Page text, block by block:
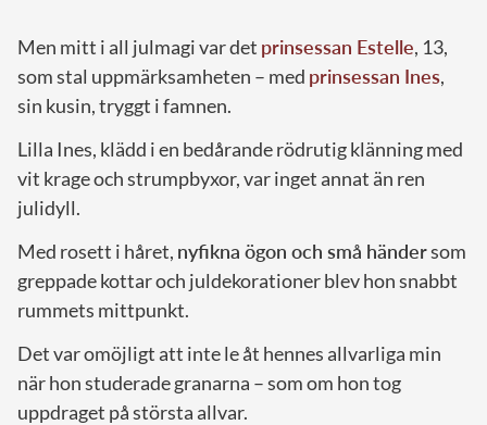
Men mitt i all julmagi var det prinsessan Estelle, 13,
som stal uppmärksamheten – med prinsessan Ines,
sin kusin, tryggt i famnen.
Lilla Ines, klädd i en bedårande rödrutig klänning med
vit krage och strumpbyxor, var inget annat än ren
julidyll.
Med rosett i håret, nyfikna ögon och små händersom
greppade kottar och juldekorationer blev hon snabbt
rummets mittpunkt.
Det var omöjligt att inte le åt hennes allvarliga min
när hon studerade granarna – som om hon tog
uppdraget på största allvar.